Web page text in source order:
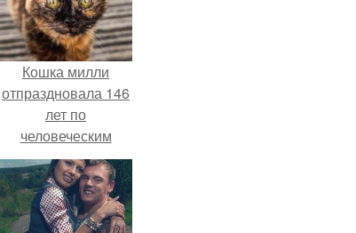
Кошка милли
отпраздновала 146
лет по
человеческим
Меркам и
претендует на
звание самой
старой в мире.